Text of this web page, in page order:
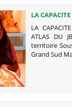
LA
ATLAS DU
LA
ATLAS DU
territoire
Grand Sud